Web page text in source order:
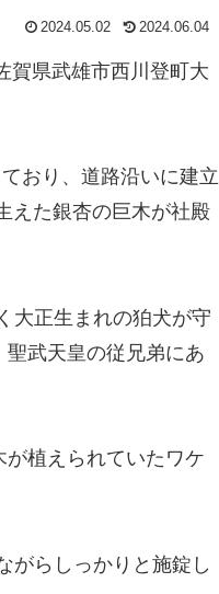
2024.05.02 2024.06.04
賀県武雄市西川登町大
おり、道路沿いに建立
えた銀杏の巨木が社殿
大正生まれの狛犬が守
武天皇の従兄弟にあ
が植えられていたワケ
がらしっかりと施錠し